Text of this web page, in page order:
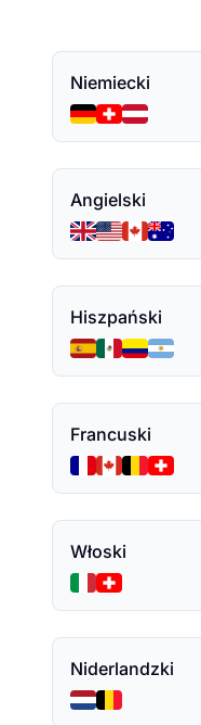
Niemiecki
Angielski
Hiszpański
Francuski
Włoski
Niderlandzki